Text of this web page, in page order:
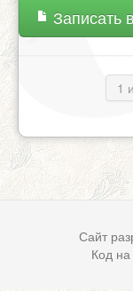
Записать
1
Сайт
Код